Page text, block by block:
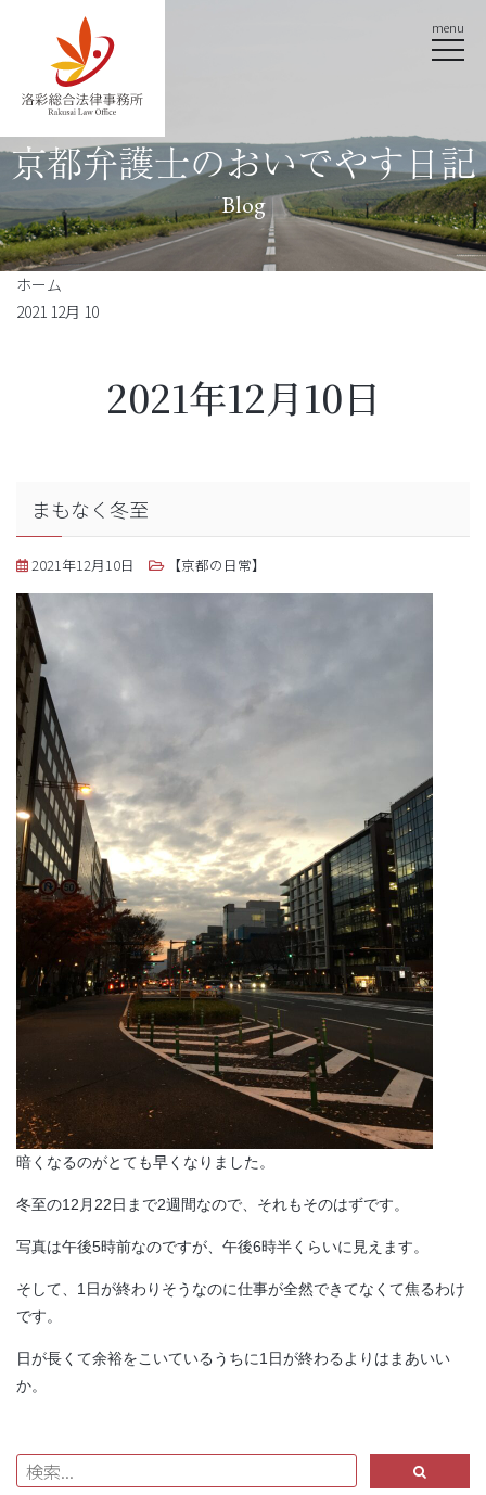
menu
京都弁護士のおいでやす日記
Blog
ホーム
2021 12月 10
2021年12月10日
まもなく冬至
2021年12月10日 【京都の日常】
暗くなるのがとても早くなりました。
冬至の12月22日まで2週間なので、それもそのはずです。
写真は午後5時前なのですが、午後6時半くらいに見えます。
そして、1日が終わりそうなのに仕事が全然できてなくて焦るわけ
です。
日が長くて余裕をこいているうちに1日が終わるよりはまあいい
か。